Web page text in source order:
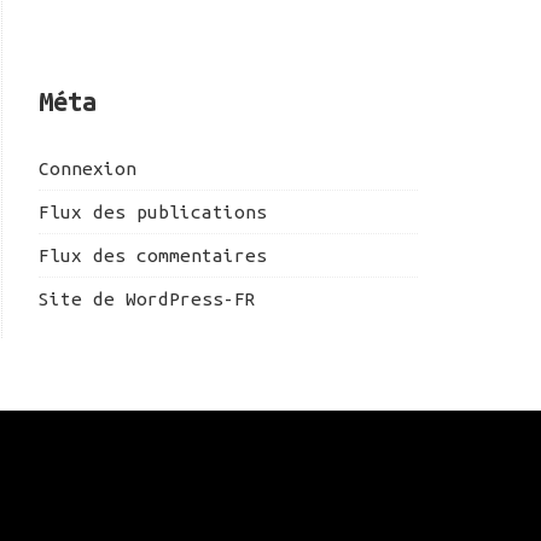
Méta
Connexion
Flux des publications
Flux des commentaires
Site de WordPress-FR